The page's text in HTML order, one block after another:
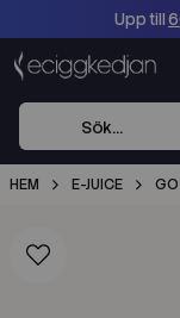
Upp till
HEM E-JUICE GO